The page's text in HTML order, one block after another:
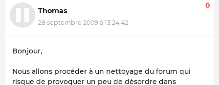
Thomas
28 septembre 2009 à 13:24:42
0
Bonjour,
Nous allons procéder à un nettoyage du forum qui
risque de provoquer un peu de désordre dans